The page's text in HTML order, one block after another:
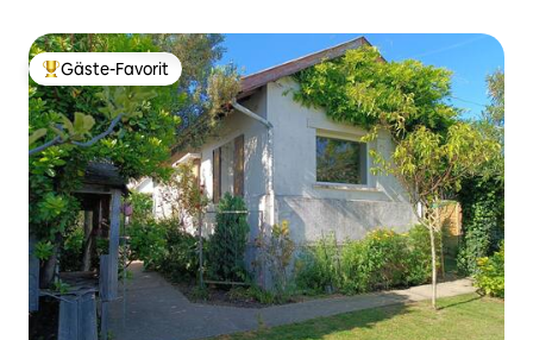
Beliebter Gäste-Favorit.
Gäste-Favorit